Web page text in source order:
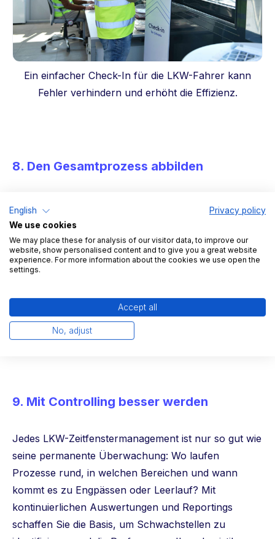
Ein einfacher Check-In für die LKW-Fahrer kann
Fehler verhindern und erhöht die Effizienz.
8. Den Gesamtprozess abbilden
positiv auf viele nachgelagerte Prozesse aus – von
der Einlagerung bis hin zur Beschaffung und der
Kommissionierungausgehender Bestellungen.
Deshalb braucht es Lösungen, die von der Bestellung
umfassen und die Daten allen relevanten Abteilungen
wie Lagerleitung, Einkauf und
jederzeit zugänglich machen.
9. Mit Controlling besser werden
Jedes LKW-Zeitfenstermanagement ist nur so gut wie
seine permanente Überwachung: Wo laufen
Prozesse rund, in welchen Bereichen und wann
kommt es zu Engpässen oder Leerlauf? Mit
kontinuierlichen Auswertungen und Reportings
schaffen Sie die Basis, um Schwachstellen zu
English
Privacy policy
We use cookies
We may place these for analysis of our visitor data, to improve our
website, show personalised content and to give you a great website
experience. For more information about the cookies we use open the
settings.
Accept all
No, adjust